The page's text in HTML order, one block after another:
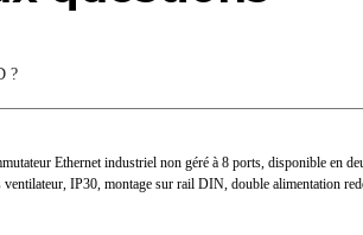
électromagnétiques
?
Ethernet industriel non géré à 8 ports, disponible en
ventilateur, IP30, montage sur rail DIN, double alimentation